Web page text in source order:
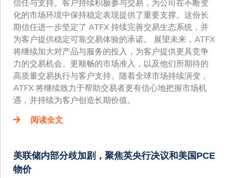
信任与支持。客户持续积极参与交易，为公司在不断变
化的市场环境中保持稳定表现提供了重要支撑。这份长
期信任进一步坚定了 ATFX 持续完善交易生态系统，并
为客户提供稳定可靠交易体验的承诺。 展望未来，ATFX
将继续加大对产品与服务的投入，为客户提供更具竞争
力的交易机会、更顺畅的市场准入，以及他们所期待的
高质量交易执行与客户支持。随着全球市场持续演变，
ATFX 将继续致力于帮助交易者更有信心地把握市场机
遇，并持续为客户创造长期价值。
阅读全文
美联储内部分歧加剧，聚焦英央行决议和美国PCE
物价